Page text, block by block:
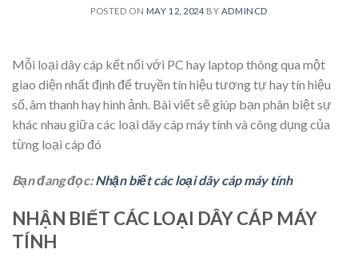
POSTED ON MAY 12, 2024 BY ADMINCD
Mỗi loại dây cáp kết nối với PC hay laptop thông qua một
giao diện nhất định để truyền tín hiệu tương tự hay tín hiệu
số, âm thanh hay hình ảnh. Bài viết sẽ giúp bạn phân biệt sự
khác nhau giữa các loại dây cáp máy tính và công dụng của
từng loại cáp đó
Bạn đang đọc:Nhận biết các loại dây cáp máy tính
NHẬN BIẾT CÁC LOẠI DÂY CÁP MÁY
TÍNH